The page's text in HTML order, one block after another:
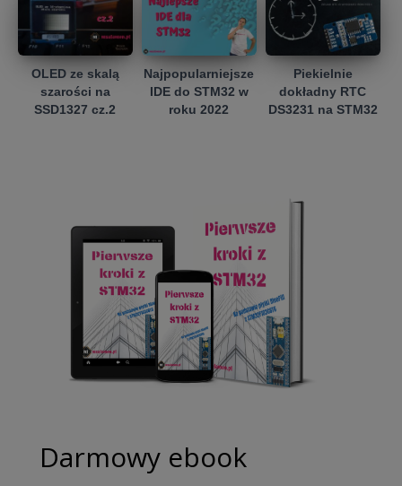
OLED ze skalą
szarości na
SSD1327 cz.2
Najpopularniejsze
IDE do STM32 w
roku 2022
Piekielnie
dokładny RTC
DS3231 na STM32
Darmowy ebook